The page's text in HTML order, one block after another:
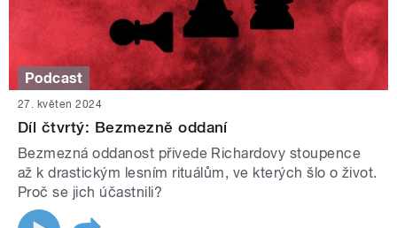
Podcast
27. květen 2024
Díl čtvrtý: Bezmezně oddaní
Bezmezná oddanost přivede Richardovy stoupence
až k drastickým lesním rituálům, ve kterých šlo o život.
Proč se jich účastnili?